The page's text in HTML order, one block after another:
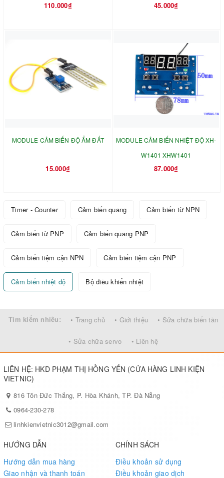
110.000₫ 45.000₫
MODULE CẢM BIẾN ĐỘ ẨM ĐẤT
15.000₫
MODULE CẢM BIẾN NHIỆT ĐỘ XH-
W1401 XHW1401
87.000₫
Timer - Counter Cảm biến quang Cảm biến từ NPN
Cảm biến từ PNP Cảm biến quang PNP
Cảm biến tiệm cận NPN Cảm biến tiệm cận PNP
Cảm biến nhiệt độ Bộ điều khiển nhiệt
Tìm kiếm nhiều: • Trang chủ • Giới thiệu • Sửa chữa biến tần
• Sửa chữa servo • Liên hệ
LIÊN HỆ: HKD PHẠM THỊ HỒNG YẾN (CỬA HÀNG LINH KIỆN
VIETNIC)
816 Tôn Đức Thắng, P. Hòa Khánh, TP. Đà Nẵng
0964-230-278
linhkienvietnic3012@gmail.com
HƯỚNG DẪN
Hướng dẫn mua hàng
Giao nhận và thanh toán
CHÍNH SÁCH
Điều khoản sử dụng
Điều khoản giao dịch